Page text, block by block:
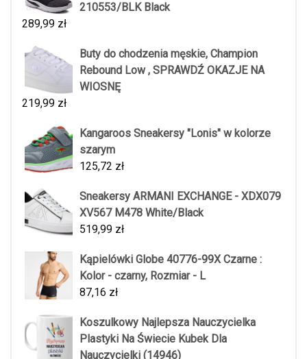
210553/BLK Black
289,99 zł
Buty do chodzenia męskie, Champion
Rebound Low , SPRAWDŹ OKAZJE NA
WIOSNĘ
219,99 zł
Kangaroos Sneakersy "Lonis" w kolorze
szarym
125,72 zł
Sneakersy ARMANI EXCHANGE - XDX079
XV567 M478 White/Black
519,99 zł
Kąpielówki Globe 40776-99X Czarne :
Kolor - czarny, Rozmiar - L
87,16 zł
Koszulkowy Najlepsza Nauczycielka
Plastyki Na Świecie Kubek Dla
Nauczycielki (14946)